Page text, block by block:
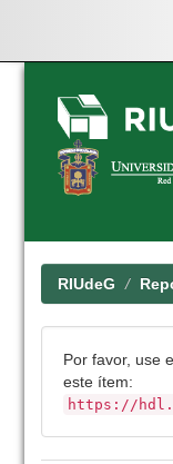
Skip
navigation
RIUdeG
Por favor, use
este ítem:
https://